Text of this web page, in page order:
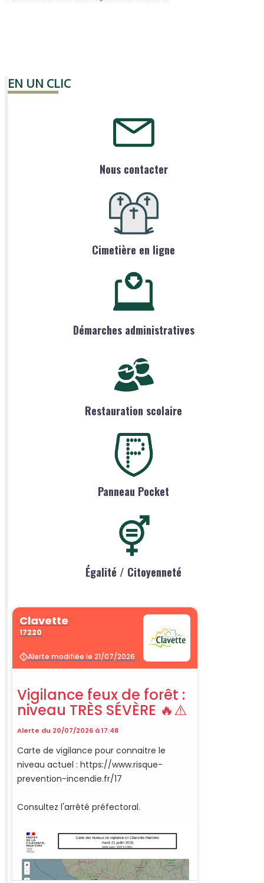
EN UN CLIC
Nous contacter
Cimetière en ligne
Démarches administratives
Restauration scolaire
Panneau Pocket
Égalité / Citoyenneté